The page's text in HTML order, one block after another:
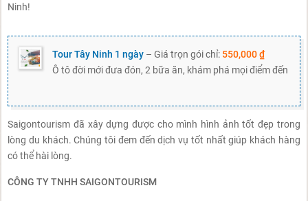
Ninh!
Tour Tây Ninh 1 ngày– Giá trọn gói chỉ: 550,000 ₫
Ô tô đời mới đưa đón, 2 bữa ăn, khám phá mọi điểm đến
Saigontourism đã xây dựng được cho mình hình ảnh tốt đẹp trong
lòng du khách. Chúng tôi đem đến dịch vụ tốt nhất giúp khách hàng
có thể hài lòng.
CÔNG TY TNHH SAIGONTOURISM